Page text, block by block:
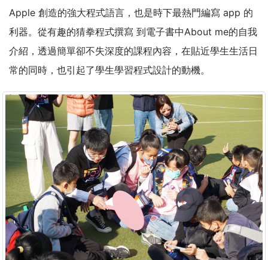
Apple 創造的強大程式語言，也是時下最熱門編寫 app 的
利器。從有趣的猜拳程式撰寫 到電子書中About me的自我
介紹，透過簡單卻不失深度的課程內容，在貼近學生生活日
常的同時，也引起了學生學習程式設計的動機。